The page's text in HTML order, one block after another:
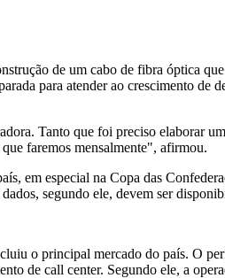
de um cabo de fibra óptica
para atender ao crescimento de
Tanto que foi preciso elaborar
faremos mensalmente", afirmou.
em especial na Copa das
segundo ele, devem ser
o principal mercado do país. O
de call center. Segundo ele, a